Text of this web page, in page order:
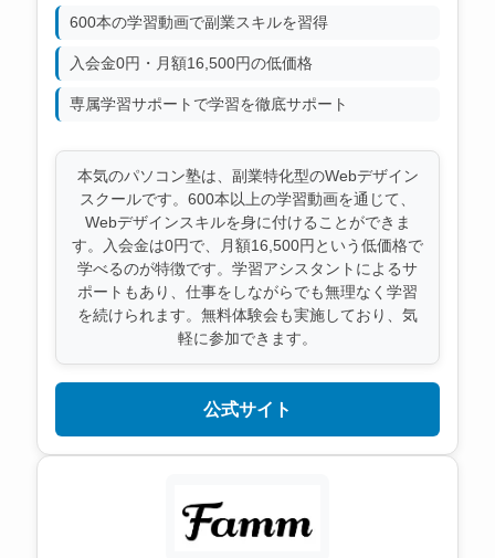
600本の学習動画で副業スキルを習得
入会金0円・月額16,500円の低価格
専属学習サポートで学習を徹底サポート
本気のパソコン塾は、副業特化型のWebデザイン
スクールです。600本以上の学習動画を通じて、
Webデザインスキルを身に付けることができま
す。入会金は0円で、月額16,500円という低価格で
学べるのが特徴です。学習アシスタントによるサ
ポートもあり、仕事をしながらでも無理なく学習
を続けられます。無料体験会も実施しており、気
軽に参加できます。
公式サイト